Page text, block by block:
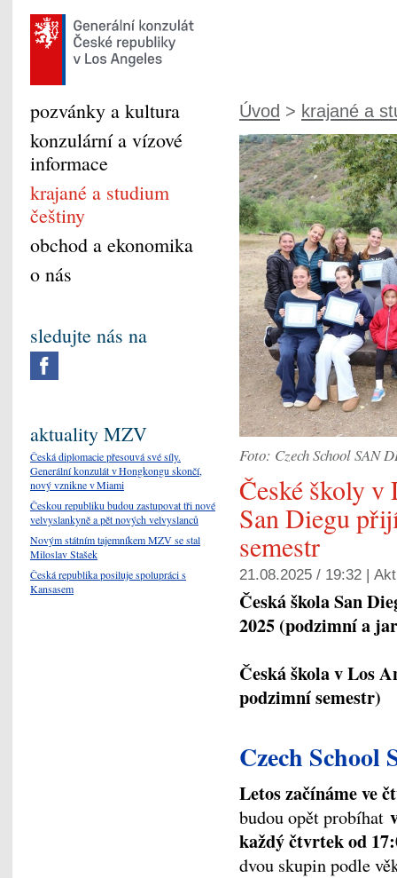
Úvod > krajané a
Foto: Czech School SAN
České školy v
San Diegu
semestr
21.08.2025 / 19:32 |
Česká škola San
2025 (podzimní a
Česká škola v Los
podzimní semestr)
Czech
Letos začínáme ve
budou opět probíhat
každý čtvrtek od
dvou skupin podle
pozvánky a kultura
konzulární a vízové
informace
krajané a studium
češtiny
obchod a ekonomika
o nás
sledujte nás na
aktuality MZV
Česká diplomacie přesouvá své síly.
Generální konzulát v Hongkongu skončí,
nový vznikne v Miami
Českou republiku budou zastupovat tři nové
velvyslankyně a pět nových velvyslanců
Novým státním tajemníkem MZV se stal
Miloslav Stašek
Česká republika posiluje spolupráci s
Kansasem